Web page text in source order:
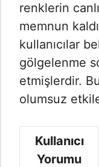
renklerin
memnun
kullanıcılar
gölgelenme
etmişlerdir.
olumsuz
Kullanıcı
Yorumu